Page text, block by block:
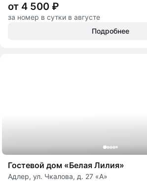
от 4 500 ₽
за номер в сутки в августе
Подробнее
Гостевой дом «Белая Лилия»
Адлер, ул. Чкалова, д. 27 «А»